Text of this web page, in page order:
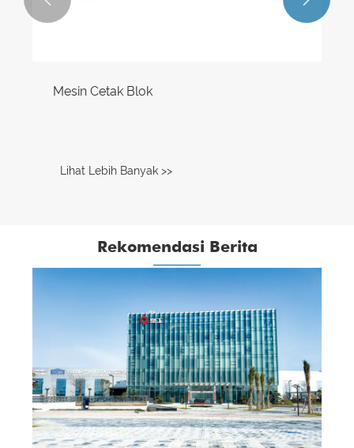
Blokir Mesin
Lihat Lebih Banyak >>
Rekomendasi Berita